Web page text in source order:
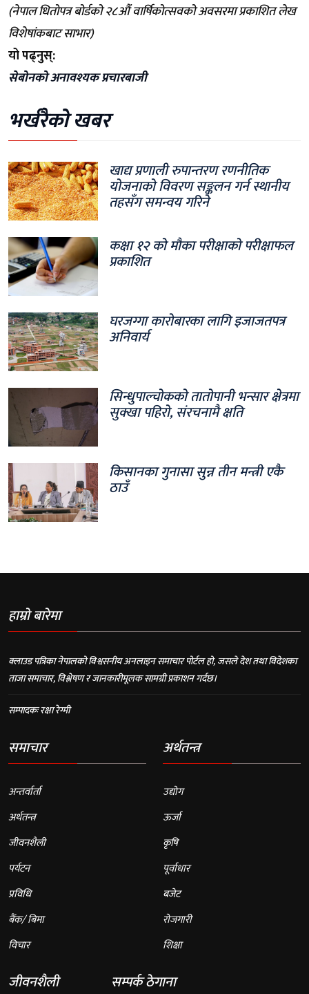
(नेपाल धितोपत्र बोर्डको २८औं वार्षिकोत्सवको अवसरमा प्रकाशित लेख
विशेषांकबाट साभार)
यो पढ्नुस्:
सेबोनको अनावश्यक प्रचारबाजी
भर्खरैको खबर
खाद्य प्रणाली रुपान्तरण रणनीतिक
योजनाको विवरण सङ्कलन गर्न स्थानीय
तहसँग समन्वय गरिने
कक्षा १२ को मौका परीक्षाको परीक्षाफल
प्रकाशित
घरजग्गा कारोबारका लागि इजाजतपत्र
अनिवार्य
सिन्धुपाल्चोकको तातोपानी भन्सार क्षेत्रमा
सुक्खा पहिरो, संरचनामै क्षति
किसानका गुनासा सुन्न तीन मन्त्री एकै
ठाउँ
हाम्रो बारेमा
क्लाउड पत्रिका नेपालको विश्वसनीय अनलाइन समाचार पोर्टल हो, जसले देश तथा विदेशका
ताजा समाचार, विश्लेषण र जानकारीमूलक सामग्री प्रकाशन गर्दछ।
सम्पादकः रक्षा रेग्मी
समाचार
अन्तर्वार्ता
अर्थतन्त्र
जीवनशैली
पर्यटन
प्रविधि
बैंक/ बिमा
विचार
अर्थतन्त्र
उद्योग
ऊर्जा
कृषि
पूर्वाधार
बजेट
रोजगारी
शिक्षा
जीवनशैली सम्पर्क ठेगाना